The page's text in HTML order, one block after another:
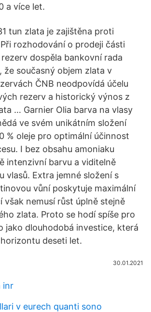
a více let.
tun zlata je zajištěna proti
rozhodování o prodeji části
dospěla bankovní rada
že současný objem zlata v
ČNB neodpovídá účelu
rezerv a historický výnos z
… Garnier Olia barva na vlasy
ve svém unikátním složení
% oleje pro optimální účinnost
I bez obsahu amoniaku
intenzivní barvu a viditelně
vlasů. Extra jemné složení s
vůní poskytuje maximální
však nemusí růst úplně stejně
zlata. Proto se hodí spíše pro
jako dlouhodobá investice, která
deseti let.
30.01.2021
inr
v eurech quanti sono